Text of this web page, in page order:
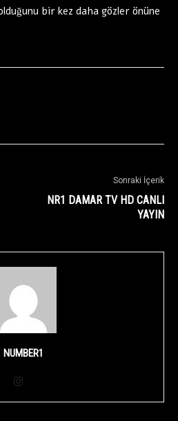
bir kez daha gözler önüne
Sonraki İçerik
NR1 DAMAR TV HD CANLI
YAYIN
NUMBER1